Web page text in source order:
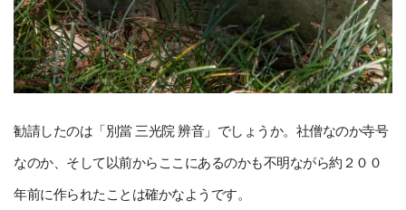
勧請したのは「別當 三光院 辨音」でしょうか。社僧なのか寺号
なのか、そして以前からここにあるのかも不明ながら約２００
年前に作られたことは確かなようです。